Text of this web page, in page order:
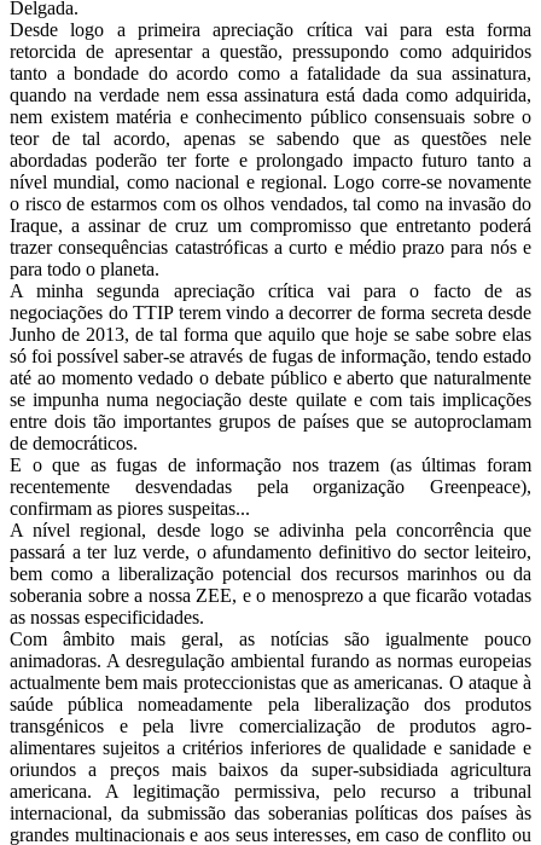
Delgada.
Desde logo a primeira apreciação crítica vai para esta forma
retorcida de apresentar a questão, pressupondo como adquiridos
tanto a bondade do acordo como a fatalidade da sua assinatura,
quando na verdade nem essa assinatura está dada como adquirida,
nem existem matéria e conhecimento público consensuais sobre o
teor de tal acordo, apenas se sabendo que as questões nele
abordadas poderão ter forte e prolongado impacto futuro tanto a
nível mundial, como nacional e regional. Logo corre-se novamente
o risco de estarmos com os olhos vendados, tal como na invasão do
Iraque, a assinar de cruz um compromisso que entretanto poderá
trazer consequências catastróficas a curto e médio prazo para nós e
para todo o planeta.
A minha segunda apreciação crítica vai para o facto de as
negociações do TTIP terem vindo a decorrer de forma secreta desde
Junho de 2013, de tal forma que aquilo que hoje se sabe sobre elas
só foi possível saber-se através de fugas de informação, tendo estado
até ao momento vedado o debate público e aberto que naturalmente
se impunha numa negociação deste quilate e com tais implicações
entre dois tão importantes grupos de países que se autoproclamam
de democráticos.
E o que as fugas de informação nos trazem (as últimas foram
recentemente desvendadas pela organização Greenpeace),
confirmam as piores suspeitas...
A nível regional, desde logo se adivinha pela concorrência que
passará a ter luz verde, o afundamento definitivo do sector leiteiro,
bem como a liberalização potencial dos recursos marinhos ou da
soberania sobre a nossa ZEE, e o menosprezo a que ficarão votadas
as nossas especificidades.
Com âmbito mais geral, as notícias são igualmente pouco
animadoras. A desregulação ambiental furando as normas europeias
actualmente bem mais proteccionistas que as americanas. O ataque à
saúde pública nomeadamente pela liberalização dos produtos
transgénicos e pela livre comercialização de produtos agro-
alimentares sujeitos a critérios inferiores de qualidade e sanidade e
oriundos a preços mais baixos da super-subsidiada agricultura
americana. A legitimação permissiva, pelo recurso a tribunal
internacional, da submissão das soberanias políticas dos países às
grandes multinacionais e aos seus interesses, em caso de conflito ou